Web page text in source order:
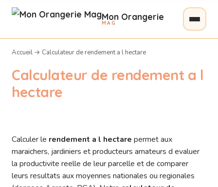
Mon Orangerie
MAG
Accueil → Calculateur de rendement a l hectare
Calculateur de rendement a l
hectare
Calculer le rendement a l hectare permet aux
maraichers, jardiniers et producteurs amateurs d evaluer
la productivite reelle de leur parcelle et de comparer
leurs resultats aux moyennes nationales ou regionales